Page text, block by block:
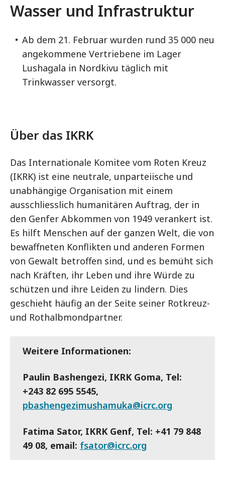
Wasser und Infrastruktur
Ab dem 21. Februar wurden rund 35 000 neu
angekommene Vertriebene im Lager
Lushagala in Nordkivu täglich mit
Trinkwasser versorgt.
Über das IKRK
Das Internationale Komitee vom Roten Kreuz
(IKRK) ist eine neutrale, unparteiische und
unabhängige Organisation mit einem
ausschliesslich humanitären Auftrag, der in
den Genfer Abkommen von 1949 verankert ist.
Es hilft Menschen auf der ganzen Welt, die von
bewaffneten Konflikten und anderen Formen
von Gewalt betroffen sind, und es bemüht sich
nach Kräften, ihr Leben und ihre Würde zu
schützen und ihre Leiden zu lindern. Dies
geschieht häufig an der Seite seiner Rotkreuz-
und Rothalbmondpartner.
Weitere Informationen:
Paulin Bashengezi, IKRK Goma, Tel:
+243 82 695 5545,
pbashengezimushamuka@icrc.org
Fatima Sator, IKRK Genf, Tel: +41 79 848
49 08, email: fsator@icrc.org